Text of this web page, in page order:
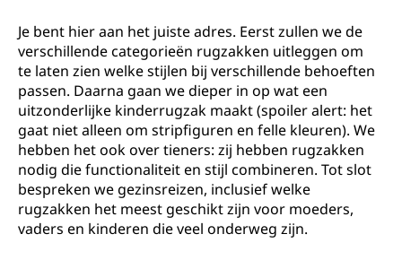
Je bent hier aan het juiste adres. Eerst zullen we de
verschillende categorieën rugzakken uitleggen om
te laten zien welke stijlen bij verschillende behoeften
passen. Daarna gaan we dieper in op wat een
uitzonderlijke kinderrugzak maakt (spoiler alert: het
gaat niet alleen om stripfiguren en felle kleuren). We
hebben het ook over tieners: zij hebben rugzakken
nodig die functionaliteit en stijl combineren. Tot slot
bespreken we gezinsreizen, inclusief welke
rugzakken het meest geschikt zijn voor moeders,
vaders en kinderen die veel onderweg zijn.